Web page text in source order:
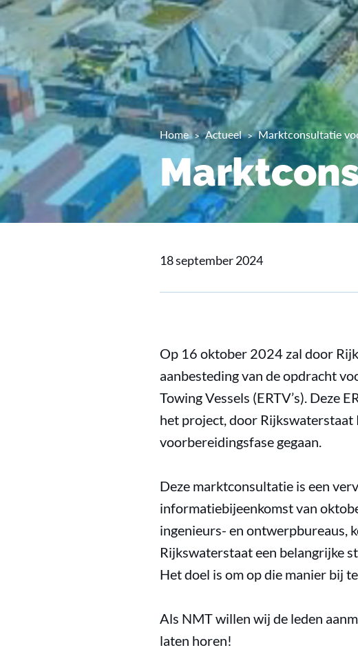
Home Actueel Marktconsultatie
18 september 2024
Op 16 oktober 2024 zal door
aanbesteding van de opdracht
Towing Vessels (ERTV’s). Deze
het project, door Rijkswaterstaat
voorbereidingsfase gegaan.
Deze marktconsultatie is een
informatiebijeenkomst van
ingenieurs- en ontwerpbureaus,
Rijkswaterstaat een belangrijke
Het doel is om op die manier bij
Als NMT willen wij de leden
laten horen!